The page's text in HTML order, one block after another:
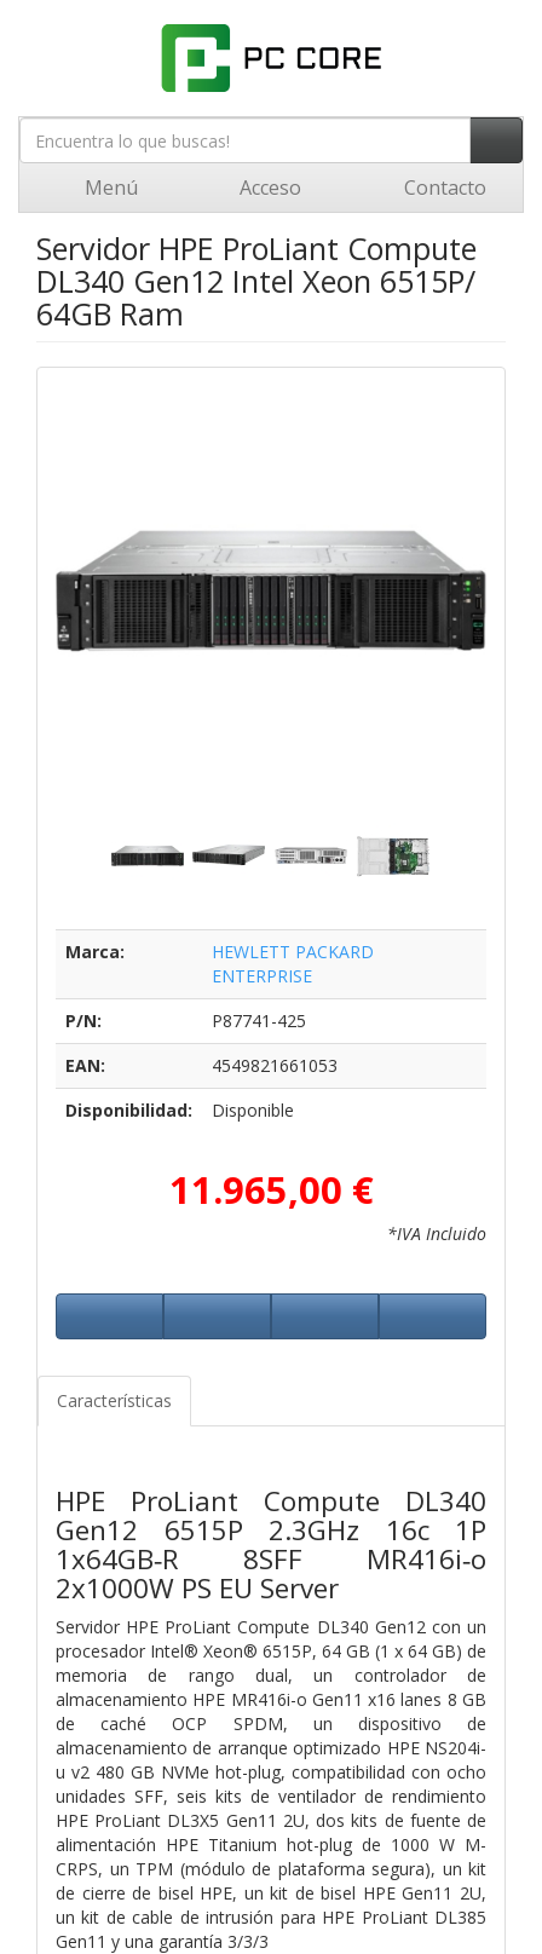
Menú Acceso Contacto
Servidor HPE ProLiant Compute
DL340 Gen12 Intel Xeon 6515P/
64GB Ram
Marca:
HEWLETT PACKARD
ENTERPRISE
P/N:
P87741-425
EAN:
4549821661053
Disponibilidad:
Disponible
11.965,00 €
*IVA Incluido
Características
HPE ProLiant Compute DL340
Gen12 6515P 2.3GHz 16c 1P
1x64GB‑R 8SFF MR416i‑o
2x1000W PS EU Server
Servidor HPE ProLiant Compute DL340 Gen12 con un
procesador Intel® Xeon® 6515P, 64 GB (1 x 64 GB) de
memoria de rango dual, un controlador de
almacenamiento HPE MR416i-o Gen11 x16 lanes 8 GB
de caché OCP SPDM, un dispositivo de
almacenamiento de arranque optimizado HPE NS204i-
u v2 480 GB NVMe hot-plug, compatibilidad con ocho
unidades SFF, seis kits de ventilador de rendimiento
HPE ProLiant DL3X5 Gen11 2U, dos kits de fuente de
alimentación HPE Titanium hot-plug de 1000 W M-
CRPS, un TPM (módulo de plataforma segura), un kit
de cierre de bisel HPE, un kit de bisel HPE Gen11 2U,
un kit de cable de intrusión para HPE ProLiant DL385
Gen11 y una garantía 3/3/3